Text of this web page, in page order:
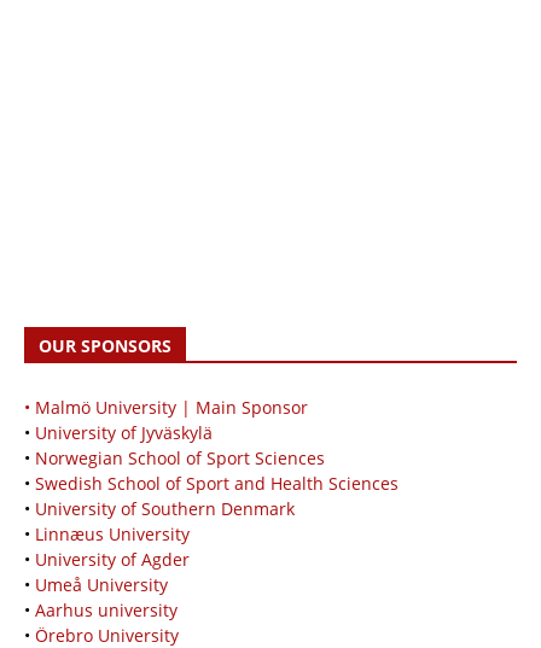
OUR SPONSORS
• Malmö University | Main Sponsor
• University of Jyväskylä
• Norwegian School of Sport Sciences
• Swedish School of Sport and Health Sciences
• University of Southern Denmark
• Linnæus University
• University of Agder
• Umeå University
• Aarhus university
• Örebro University